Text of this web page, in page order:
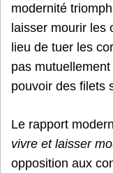
modernité
laisser mourir les
lieu de tuer les
pas
pouvoir des filets
Le rapport
vivre et laisser
opposition aux